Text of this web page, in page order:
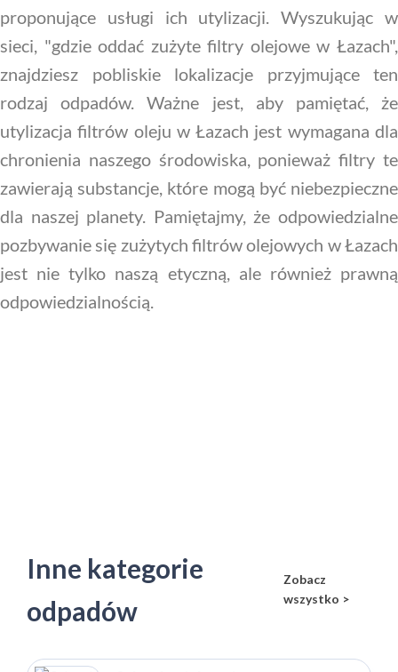
proponujące usługi ich utylizacji. Wyszukując w
sieci, "gdzie oddać zużyte filtry olejowe w Łazach",
znajdziesz pobliskie lokalizacje przyjmujące ten
rodzaj odpadów. Ważne jest, aby pamiętać, że
utylizacja filtrów oleju w Łazach jest wymagana dla
chronienia naszego środowiska, ponieważ filtry te
zawierają substancje, które mogą być niebezpieczne
dla naszej planety. Pamiętajmy, że odpowiedzialne
pozbywanie się zużytych filtrów olejowych w Łazach
jest nie tylko naszą etyczną, ale również prawną
odpowiedzialnością.
Inne kategorie
odpadów
Zobacz
wszystko >